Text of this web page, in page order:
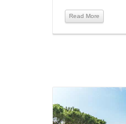
Read More